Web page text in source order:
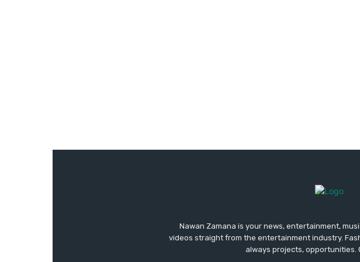
Nawan Zamana is your news, entertainment,
videos straight from the entertainment industry.
always projects, opportunities.